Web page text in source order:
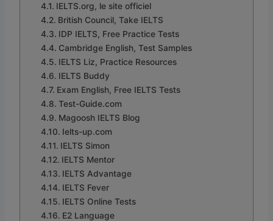
IELTS.org, le site officiel
British Council, Take IELTS
IDP IELTS, Free Practice Tests
Cambridge English, Test Samples
IELTS Liz, Practice Resources
IELTS Buddy
Exam English, Free IELTS Tests
Test-Guide.com
Magoosh IELTS Blog
Ielts-up.com
IELTS Simon
IELTS Mentor
IELTS Advantage
IELTS Fever
IELTS Online Tests
E2 Language